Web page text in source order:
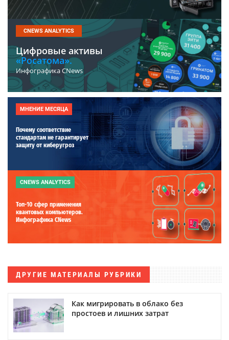
CNEWS ANALYTICS
Цифровые активы
«Росатома».
Инфографика CNews
МНЕНИЕ МЕСЯЦА
Почему соответствие
стандартам не гарантирует
защиту от киберугроз
CNEWS ANALYTICS
Топ-10 сфер применения
квантовых компьютеров.
Инфографика CNews
ДРУГИЕ МАТЕРИАЛЫ РУБРИКИ
Как мигрировать в облако без
простоев и лишних затрат